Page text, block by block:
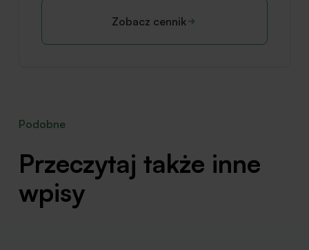
Zobacz cennik
Podobne
Przeczytaj także inne
wpisy